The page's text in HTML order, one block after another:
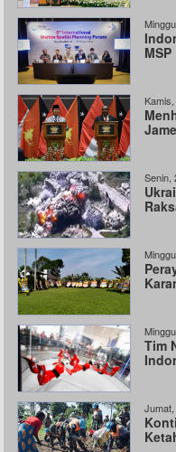
Senin,
Tim